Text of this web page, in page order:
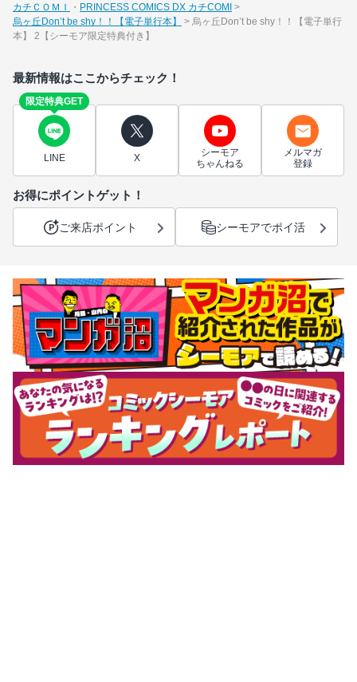
カチＣＯＭＩ
PRINCESS COMICS DX カチCOMI
烏ヶ丘Don’t be shy！！【電子単行本】
烏ヶ丘Don’t be shy！！【電子単行
本】 2【シーモア限定特典付き】
最新情報はここからチェック！
限定特典GET
LINE X
シーモア
ちゃんねる
メルマガ
登録
お得にポイントゲット！
ご来店ポイント シーモアでポイ活